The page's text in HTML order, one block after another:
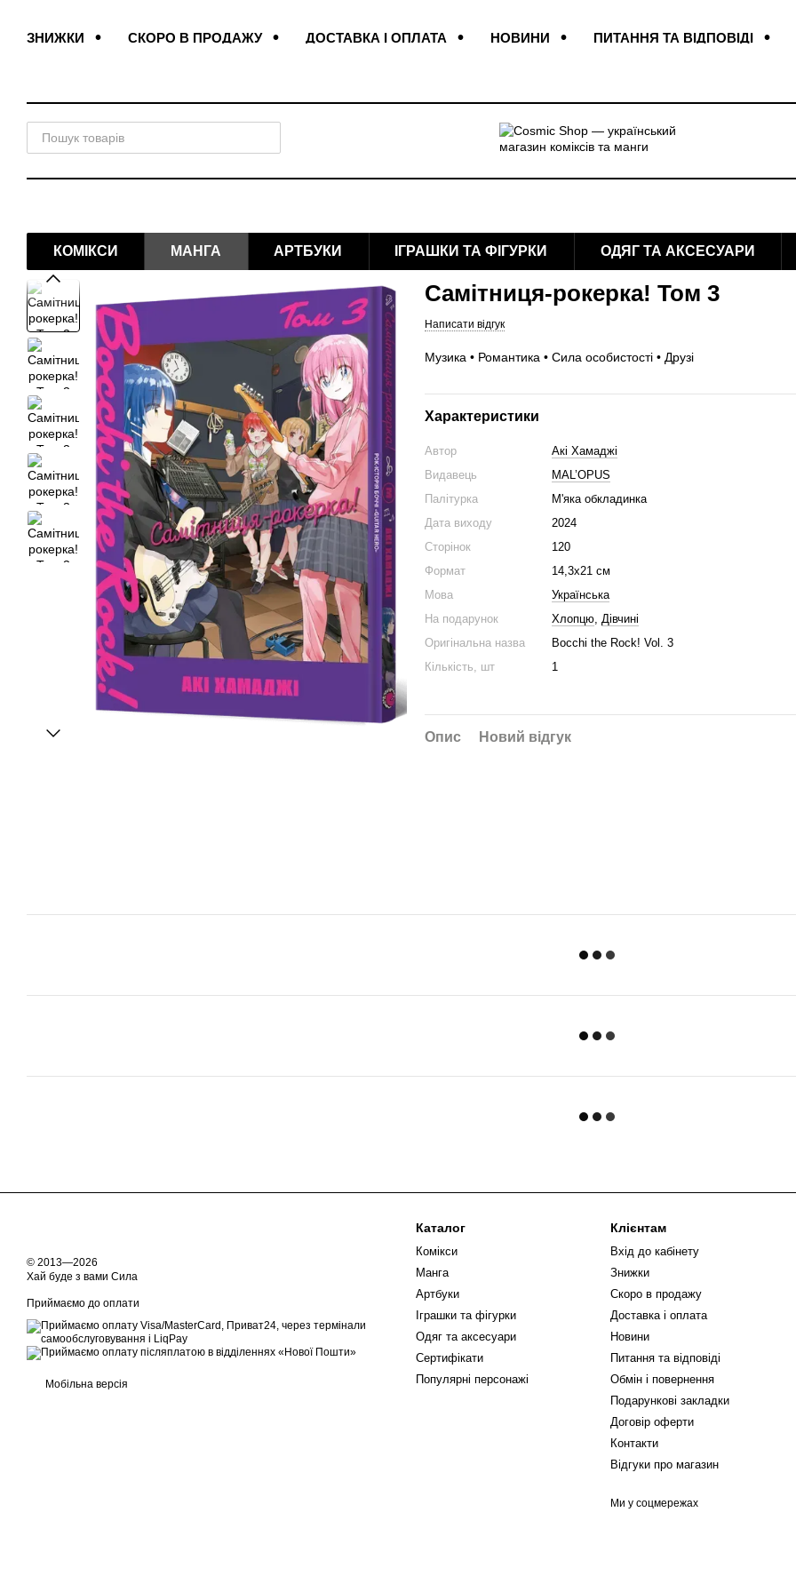
ЗНИЖКИ СКОРО В ПРОДАЖУ ДОСТАВКА І ОПЛАТА НОВИНИ ПИТАННЯ ТА ВІДПОВІДІ
КОМІКСИ МАНГА АРТБУКИ ІГРАШКИ ТА ФІГУРКИ ОДЯГ ТА АКСЕСУАРИ
Самітниця-рокерка! Том 3
Написати відгук
Музика • Романтика • Сила особистості • Друзі
Характеристики
Автор
Акі Хамаджі
Видавець
MAL’OPUS
Палітурка
М'яка обкладинка
Дата виходу
2024
Сторінок
120
Формат
14,3x21 cм
Мова
Українська
На подарунок
Хлопцю, Дівчині
Оригінальна назва
Bocchi the Rock! Vol. 3
Кількість, шт
1
Опис Новий відгук
© 2013—2026
Хай буде з вами Сила
Приймаємо до оплати
Мобільна версія
Каталог
Комікси
Манга
Артбуки
Іграшки та фігурки
Одяг та аксесуари
Сертифікати
Популярні персонажі
Клієнтам
Вхід до кабінету
Знижки
Скоро в продажу
Доставка і оплата
Новини
Питання та відповіді
Обмін і повернення
Подарункові закладки
Договір оферти
Контакти
Відгуки про магазин
Ми у соцмережах